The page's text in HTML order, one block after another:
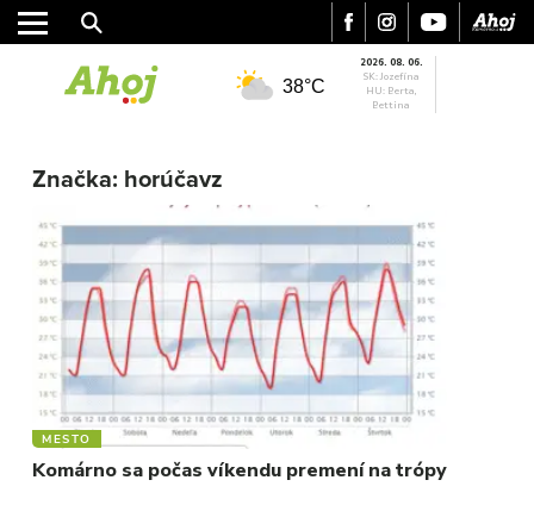
KULTÚRA
VIDEO
MIX
38°C
2026. 08. 06.
SK: Jozefína
HU: Berta,
Bettina
Značka: horúčavz
MESTO
Komárno sa počas víkendu premení na trópy